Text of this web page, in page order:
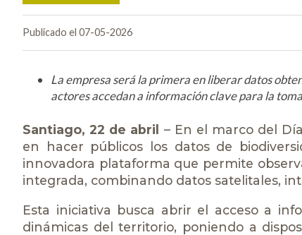
Publicado el 07-05-2026
La empresa será la primera en liberar datos
actores accedan a información clave para la
Santiago, 22 de abril
– En el marco del
en hacer públicos los datos de
innovadora plataforma que permite
integrada, combinando datos satelitales,
Esta iniciativa busca abrir el acceso a
dinámicas del territorio, poniendo a